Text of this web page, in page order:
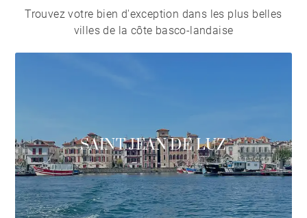
Trouvez votre bien d'exception dans les plus belles
villes de la côte basco-landaise
SAINT JEAN DE LUZ